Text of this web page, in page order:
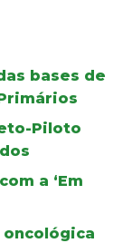
bases de
Piloto
a ‘Em
oncológica